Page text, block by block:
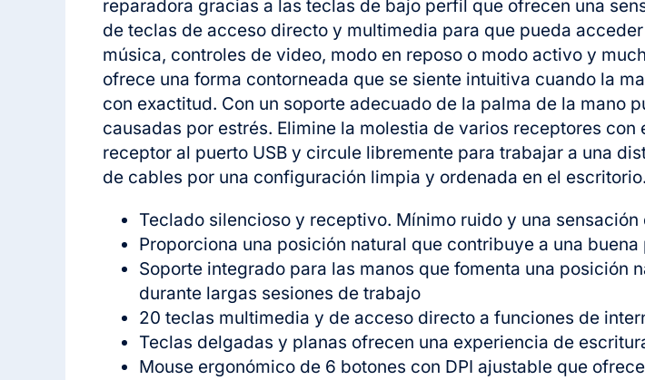
reparadora gracias a las teclas de bajo perfil que ofrecen una
de teclas de acceso directo y multimedia para que pueda
música, controles de video, modo en reposo o modo activo y
ofrece una forma contorneada que se siente intuitiva cuando la
con exactitud. Con un soporte adecuado de la palma de la mano
causadas por estrés. Elimine la molestia de varios receptores
receptor al puerto USB y circule libremente para trabajar a una
de cables por una configuración limpia y ordenada en el escritorio.
Teclado silencioso y receptivo. Mínimo ruido y una
Proporciona una posición natural que contribuye a una
Soporte integrado para las manos que fomenta una posición
durante largas sesiones de trabajo
20 teclas multimedia y de acceso directo a funciones de
Teclas delgadas y planas ofrecen una experiencia de
Mouse ergonómico de 6 botones con DPI ajustable que